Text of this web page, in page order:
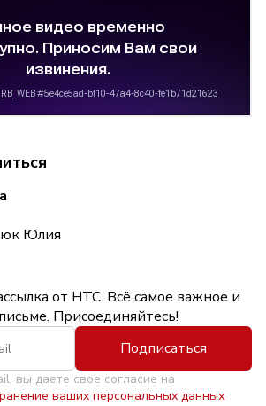
Юлия
от НТС. Всё самое важное и
Присоединяйтесь!
Подписаться
вы даете свое согласие на
ваших персональных данных